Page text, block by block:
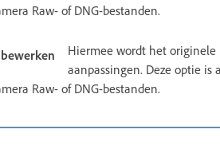
Raw- of DNG-bestanden.
Hiermee wordt het originele
aanpassingen. Deze optie is
Raw- of DNG-bestanden.